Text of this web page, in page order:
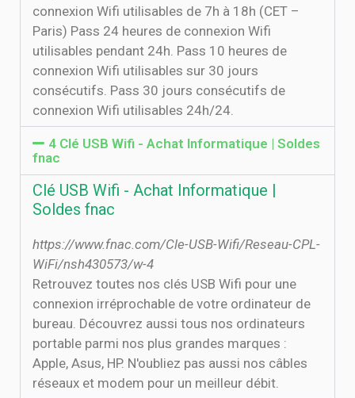
connexion Wifi utilisables de 7h à 18h (CET –
Paris) Pass 24 heures de connexion Wifi
utilisables pendant 24h. Pass 10 heures de
connexion Wifi utilisables sur 30 jours
consécutifs. Pass 30 jours consécutifs de
connexion Wifi utilisables 24h/24.
4 Clé USB Wifi - Achat Informatique | Soldes
fnac
Clé USB Wifi - Achat Informatique |
Soldes fnac
https://www.fnac.com/Cle-USB-Wifi/Reseau-CPL-
WiFi/nsh430573/w-4
Retrouvez toutes nos clés USB Wifi pour une
connexion irréprochable de votre ordinateur de
bureau. Découvrez aussi tous nos ordinateurs
portable parmi nos plus grandes marques :
Apple, Asus, HP. N'oubliez pas aussi nos câbles
réseaux et modem pour un meilleur débit.